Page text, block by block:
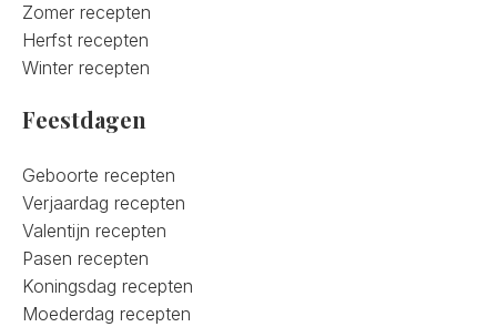
Zomer recepten
Herfst recepten
Winter recepten
Feestdagen
Geboorte recepten
Verjaardag recepten
Valentijn recepten
Pasen recepten
Koningsdag recepten
Moederdag recepten